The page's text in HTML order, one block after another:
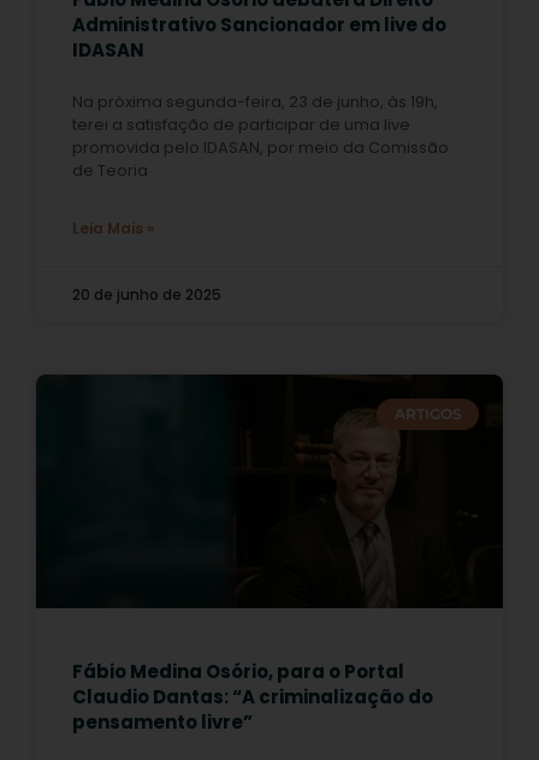
Administrativo Sancionador em live do
IDASAN
Na próxima segunda-feira, 23 de junho, às 19h,
terei a satisfação de participar de uma live
promovida pelo IDASAN, por meio da Comissão
de Teoria
Leia Mais »
20 de junho de 2025
ARTIGOS
Fábio Medina Osório, para o Portal
Claudio Dantas: “A criminalização do
pensamento livre”